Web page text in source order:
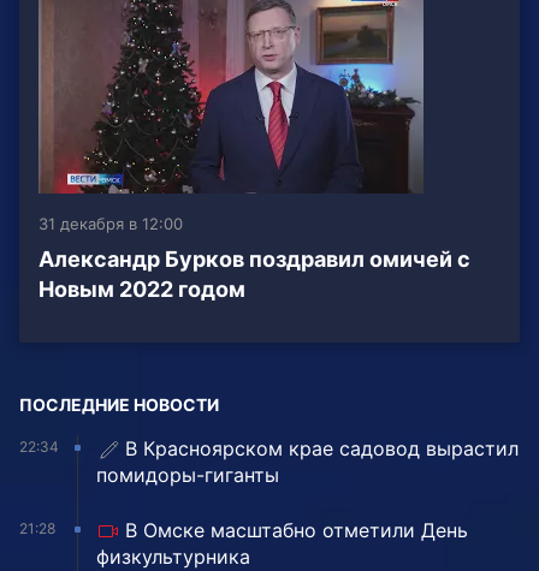
31 декабря в 12:00
Александр Бурков поздравил омичей с
Новым 2022 годом
ПОСЛЕДНИЕ НОВОСТИ
22:34
В Красноярском крае садовод вырастил
помидоры-гиганты
21:28
В Омске масштабно отметили День
физкультурника